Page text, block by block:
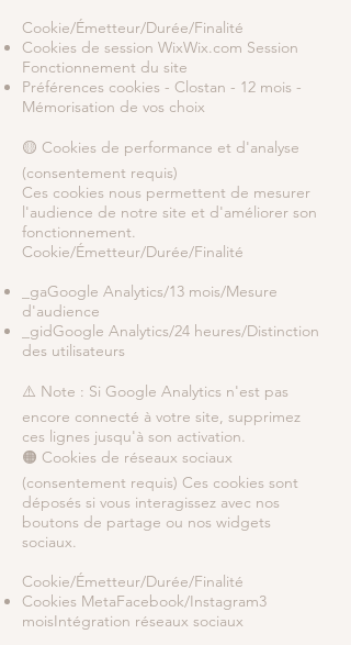
Cookie/Émetteur/Durée/Finalité
Cookies de session WixWix.com Session
Fonctionnement du site
Préférences cookies - Clostan - 12 mois -
Mémorisation de vos choix
🟡 Cookies de performance et d'analyse
(consentement requis)
Ces cookies nous permettent de mesurer
l'audience de notre site et d'améliorer son
fonctionnement.
Cookie/Émetteur/Durée/Finalité
_gaGoogle Analytics/13 mois/Mesure
d'audience
_gidGoogle Analytics/24 heures/Distinction
des utilisateurs
⚠️ Note : Si Google Analytics n'est pas
encore connecté à votre site, supprimez
ces lignes jusqu'à son activation.
🟠 Cookies de réseaux sociaux
(consentement requis) Ces cookies sont
déposés si vous interagissez avec nos
boutons de partage ou nos widgets
sociaux.
Cookie/Émetteur/Durée/Finalité
Cookies MetaFacebook/Instagram3
moisIntégration réseaux sociaux